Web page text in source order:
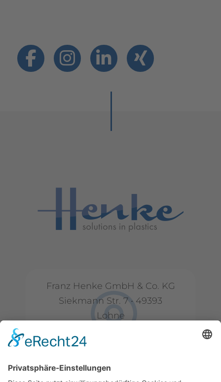
Franz Henke GmbH & Co. KG
Siekmann Str. 7 • 49393
Lohne